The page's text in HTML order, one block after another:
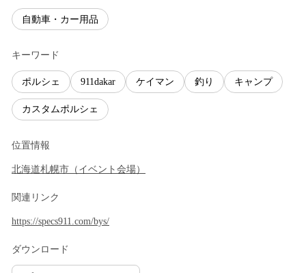
自動車・カー用品
キーワード
ポルシェ 911dakar ケイマン 釣り キャンプ
カスタムポルシェ
位置情報
北海道札幌市 （ イベント会場）
関連リンク
https://specs911.com/bys/
ダウンロード